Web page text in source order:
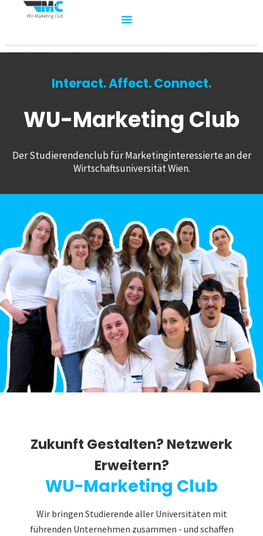
Interact. Affect. Connect.
WU-Marketing Club
Der Studierendenclub für Marketinginteressierte an der
Wirtschaftsuniversität Wien.
Zukunft Gestalten? Netzwerk
Erweitern?
WU-Marketing Club
Wir bringen Studierende aller Universitäten mit
führenden Unternehmen zusammen - und schaffen